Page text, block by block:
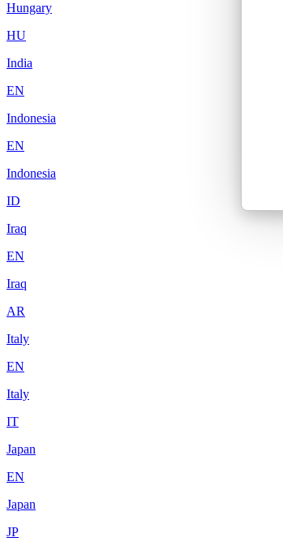
Hungary
HU
India
EN
Indonesia
EN
Indonesia
ID
Iraq
EN
Iraq
AR
Italy
EN
Italy
IT
Japan
EN
Japan
JP